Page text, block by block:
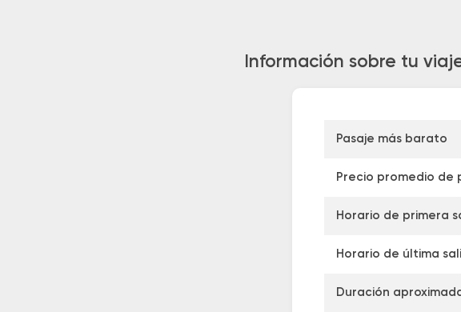
Información sobre tu
Pasaje más barato
Precio promedio de
Horario de primera
Horario de última
Duración